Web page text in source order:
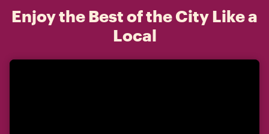
Enjoy the Best of the City Like a
Local